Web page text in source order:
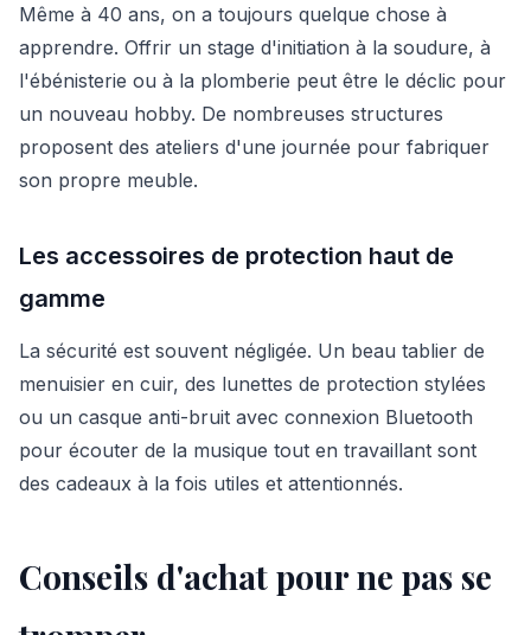
Même à 40 ans, on a toujours quelque chose à
apprendre. Offrir un stage d'initiation à la soudure, à
l'ébénisterie ou à la plomberie peut être le déclic pour
un nouveau hobby. De nombreuses structures
proposent des ateliers d'une journée pour fabriquer
son propre meuble.
Les accessoires de protection haut de
gamme
La sécurité est souvent négligée. Un beau tablier de
menuisier en cuir, des lunettes de protection stylées
ou un casque anti-bruit avec connexion Bluetooth
pour écouter de la musique tout en travaillant sont
des cadeaux à la fois utiles et attentionnés.
Conseils d'achat pour ne pas se